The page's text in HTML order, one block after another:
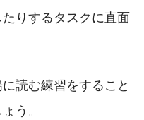
りするタスクに直面
読む練習をすること
う。